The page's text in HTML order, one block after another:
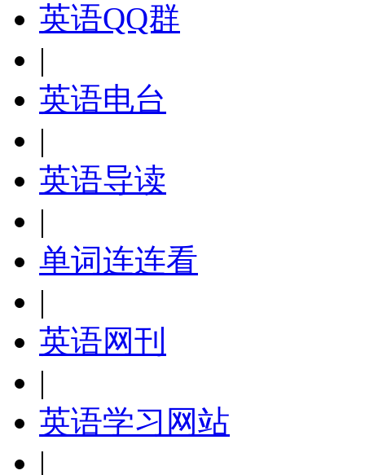
英语QQ群
|
英语电台
|
英语导读
|
单词连连看
|
英语网刊
|
英语学习网站
|